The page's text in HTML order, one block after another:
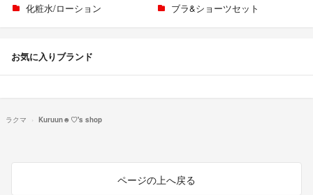
化粧水/ローション
ブラ&ショーツセット
お気に入りブランド
ラクマ Kuruun☻♡'s shop
ページの上へ戻る